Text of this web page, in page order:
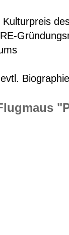
Kulturpreis